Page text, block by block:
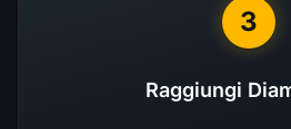
3
Raggiungi